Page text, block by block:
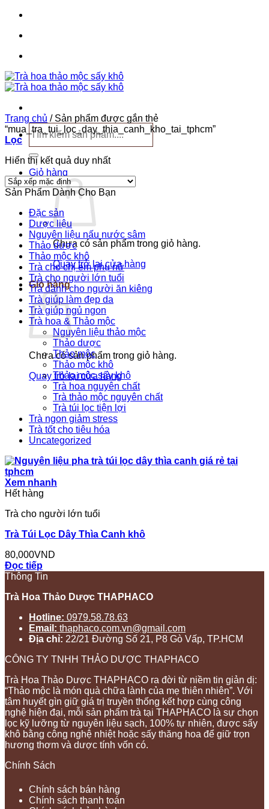
Tìm
kiếm:
Giỏ hàng
Chưa có sản phẩm trong giỏ hàng.
Quay trở lại cửa hàng
Giỏ hàng
Chưa có sản phẩm trong giỏ hàng.
Quay trở lại cửa hàng
Trang chủ /Sản phẩm được gắn thẻ
“mua_tra_tui_loc_day_thia_canh_kho_tai_tphcm”
Lọc
Hiển thị kết quả duy nhất
Sản Phẩm Dành Cho Bạn
Đặc sản
Dược liệu
Nguyên liệu nấu nước sâm
Thảo dược
Thảo mộc khô
Trà cho chị em phụ nữ
Trà cho người lớn tuổi
Trà dành cho người ăn kiêng
Trà giúp làm đẹp da
Trà giúp ngủ ngon
Trà hoa & Thảo mộc
Nguyên liệu thảo mộc
Thảo dược
Thảo mộc
Thảo mộc khô
Thảo mộc sấy khô
Trà hoa nguyên chất
Trà thảo mộc nguyên chất
Trà túi lọc tiện lợi
Trà ngon giảm stress
Trà tốt cho tiêu hóa
Uncategorized
Xem nhanh
Hết hàng
Trà cho người lớn tuổi
Trà Túi Lọc Dây Thìa Canh khô
80,000VND
Đọc tiếp
Thông Tin
Trà Hoa Thảo Dược THAPHACO
Hotline: 0979.58.78.63
Email: thaphaco.com.vn@gmail.com
Địa chỉ: 22/21 Đường Số 21, P8 Gò Vấp, TP.HCM
CÔNG TY TNHH THẢO DƯỢC THAPHACO
Trà Hoa Thảo Dược THAPHACO ra đời từ niềm tin giản dị:
“Thảo mộc là món quà chữa lành của mẹ thiên nhiên”. Với
tâm huyết gìn giữ giá trị truyền thống kết hợp cùng công
nghệ hiện đại, mỗi sản phẩm trà tại THAPHACO là sự chọn
lọc kỹ lưỡng từ nguyên liệu sạch, 100% tự nhiên, được sấy
khô bằng công nghệ nhiệt hoặc sấy thăng hoa để giữ trọn
hương thơm và dược tính vốn có.
Chính Sách
Chính sách bán hàng
Chính sách thanh toán